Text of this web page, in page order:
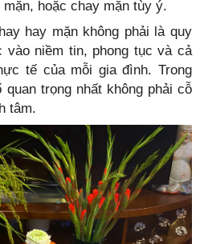
hoặc chay mặn tùy ý.
hay mặn không phải là quy
vào niềm tin, phong tục và cả
tế của mỗi gia đình. Trong
trọng nhất không phải cỗ
tâm.